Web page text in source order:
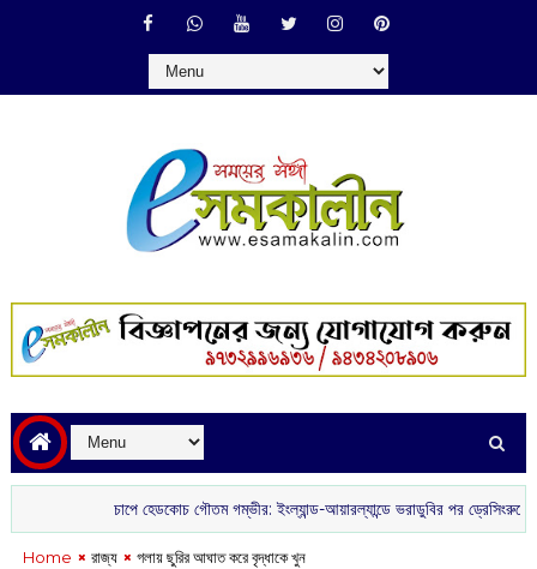
চাপে হেডকোচ গৌতম গম্ভীর: ইংল্যান্ড-আয়ারল্যান্ডে ভরাডুবির পর ড্রেসিংরুমে ক্ষোভ ও
Home রাজ্য গলায় ছুরির আঘাত করে বৃদ্ধাকে খুন